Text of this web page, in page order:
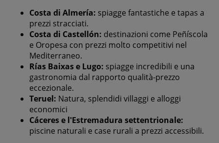
Costa di Almería: spiagge fantastiche e tapas a
prezzi stracciati.
Costa di Castellón: destinazioni come Peñíscola
e Oropesa con prezzi molto competitivi nel
Mediterraneo.
Rías Baixas e Lugo: spiagge incredibili e una
gastronomia dal rapporto qualità-prezzo
eccezionale.
Teruel: Natura, splendidi villaggi e alloggi
economici
Cáceres e l'Estremadura settentrionale:
piscine naturali e case rurali a prezzi accessibili.